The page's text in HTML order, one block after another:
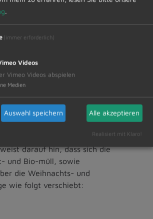
-
an den
und
darauf hin, dass sich die
und Bio-müll, sowie
die Weihnachts- und
wie folgt verschiebt:
.
(immer erforderlich)
Videos
Vimeo Videos abspielen
Medien
Auswahl speichern Alle akzeptieren
Realisiert mit Klaro!